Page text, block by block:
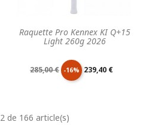
Raquette Pro Kennex KI Q+15
Light 260g 2026
Prix
285,00 € -16% Prix
239,40 €
de 166 article(s)